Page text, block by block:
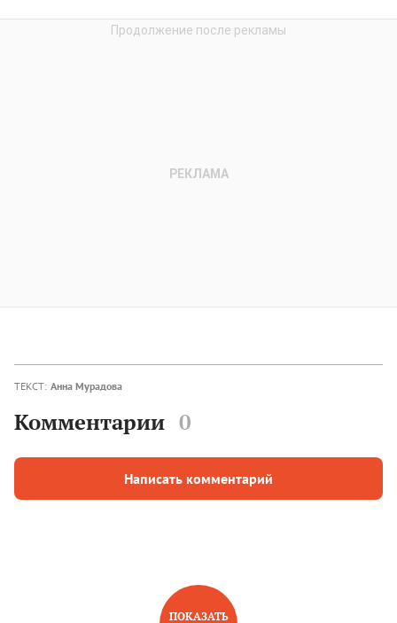
ТЕКСТ: Анна Мурадова
Комментарии 0
Написать комментарий
ПОКАЗАТЬ